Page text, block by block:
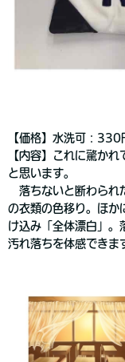
【価格】水洗可：
【内容】これに驚か
と思います。
落ちないと断わられ
の衣類の色移り。ほか
け込み「全体漂白」
汚れ落ちを体感できま